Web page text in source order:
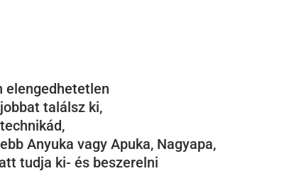
elengedhetetlen
találsz ki,
Anyuka vagy Apuka, Nagyapa,
tudja ki- és beszerelni